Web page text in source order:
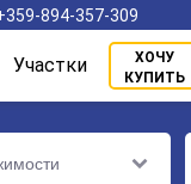
894-357-309
Участки
ХОЧУ
КУПИТЬ